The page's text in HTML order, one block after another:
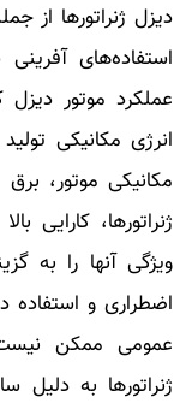
دیزل ژنراتورها از
استفاده‌های
عملکرد موتور
انرژی مکانیکی
مکانیکی موتور،
ژنراتورها،
ویژگی آنها را به
اضطراری و
عمومی ممکن
ژنراتورها به دلیل